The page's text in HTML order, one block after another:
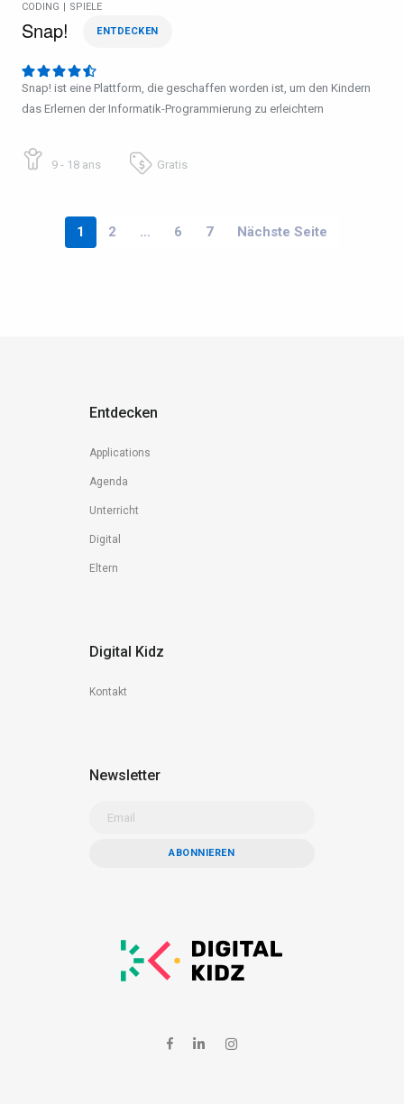
CODING SPIELE
Snap! ENTDECKEN
Snap! ist eine Plattform, die geschaffen worden ist, um den Kindern
das Erlernen der Informatik-Programmierung zu erleichtern
9 - 18 ans Gratis
1 2 … 6 7 Nächste Seite
Entdecken
Applications
Agenda
Unterricht
Digital
Eltern
Digital Kidz
Kontakt
Newsletter